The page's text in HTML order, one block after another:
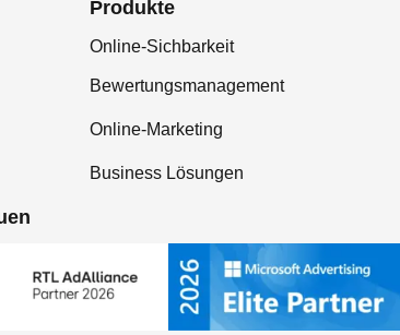
Produkte
Online-Sichbarkeit
Bewertungsmanagement
Online-Marketing
Business Lösungen